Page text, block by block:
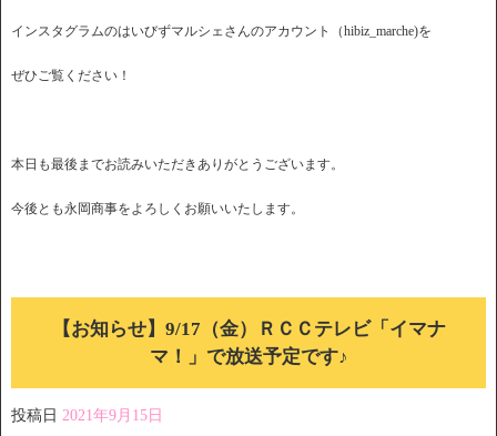
インスタグラムのはいびずマルシェさんのアカウント（hibiz_marche)を
ぜひご覧ください！
本日も最後までお読みいただきありがとうございます。
今後とも永岡商事をよろしくお願いいたします。
【お知らせ】9/17（金）ＲＣＣテレビ「イマナ
マ！」で放送予定です♪
投稿日 2021年9月15日